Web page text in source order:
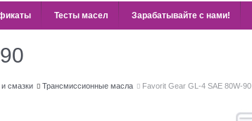
Тесты масел Зарабатывайте с нами!
смазки Трансмиссионные масла Favorit Gear GL-4 SAE 80W-90